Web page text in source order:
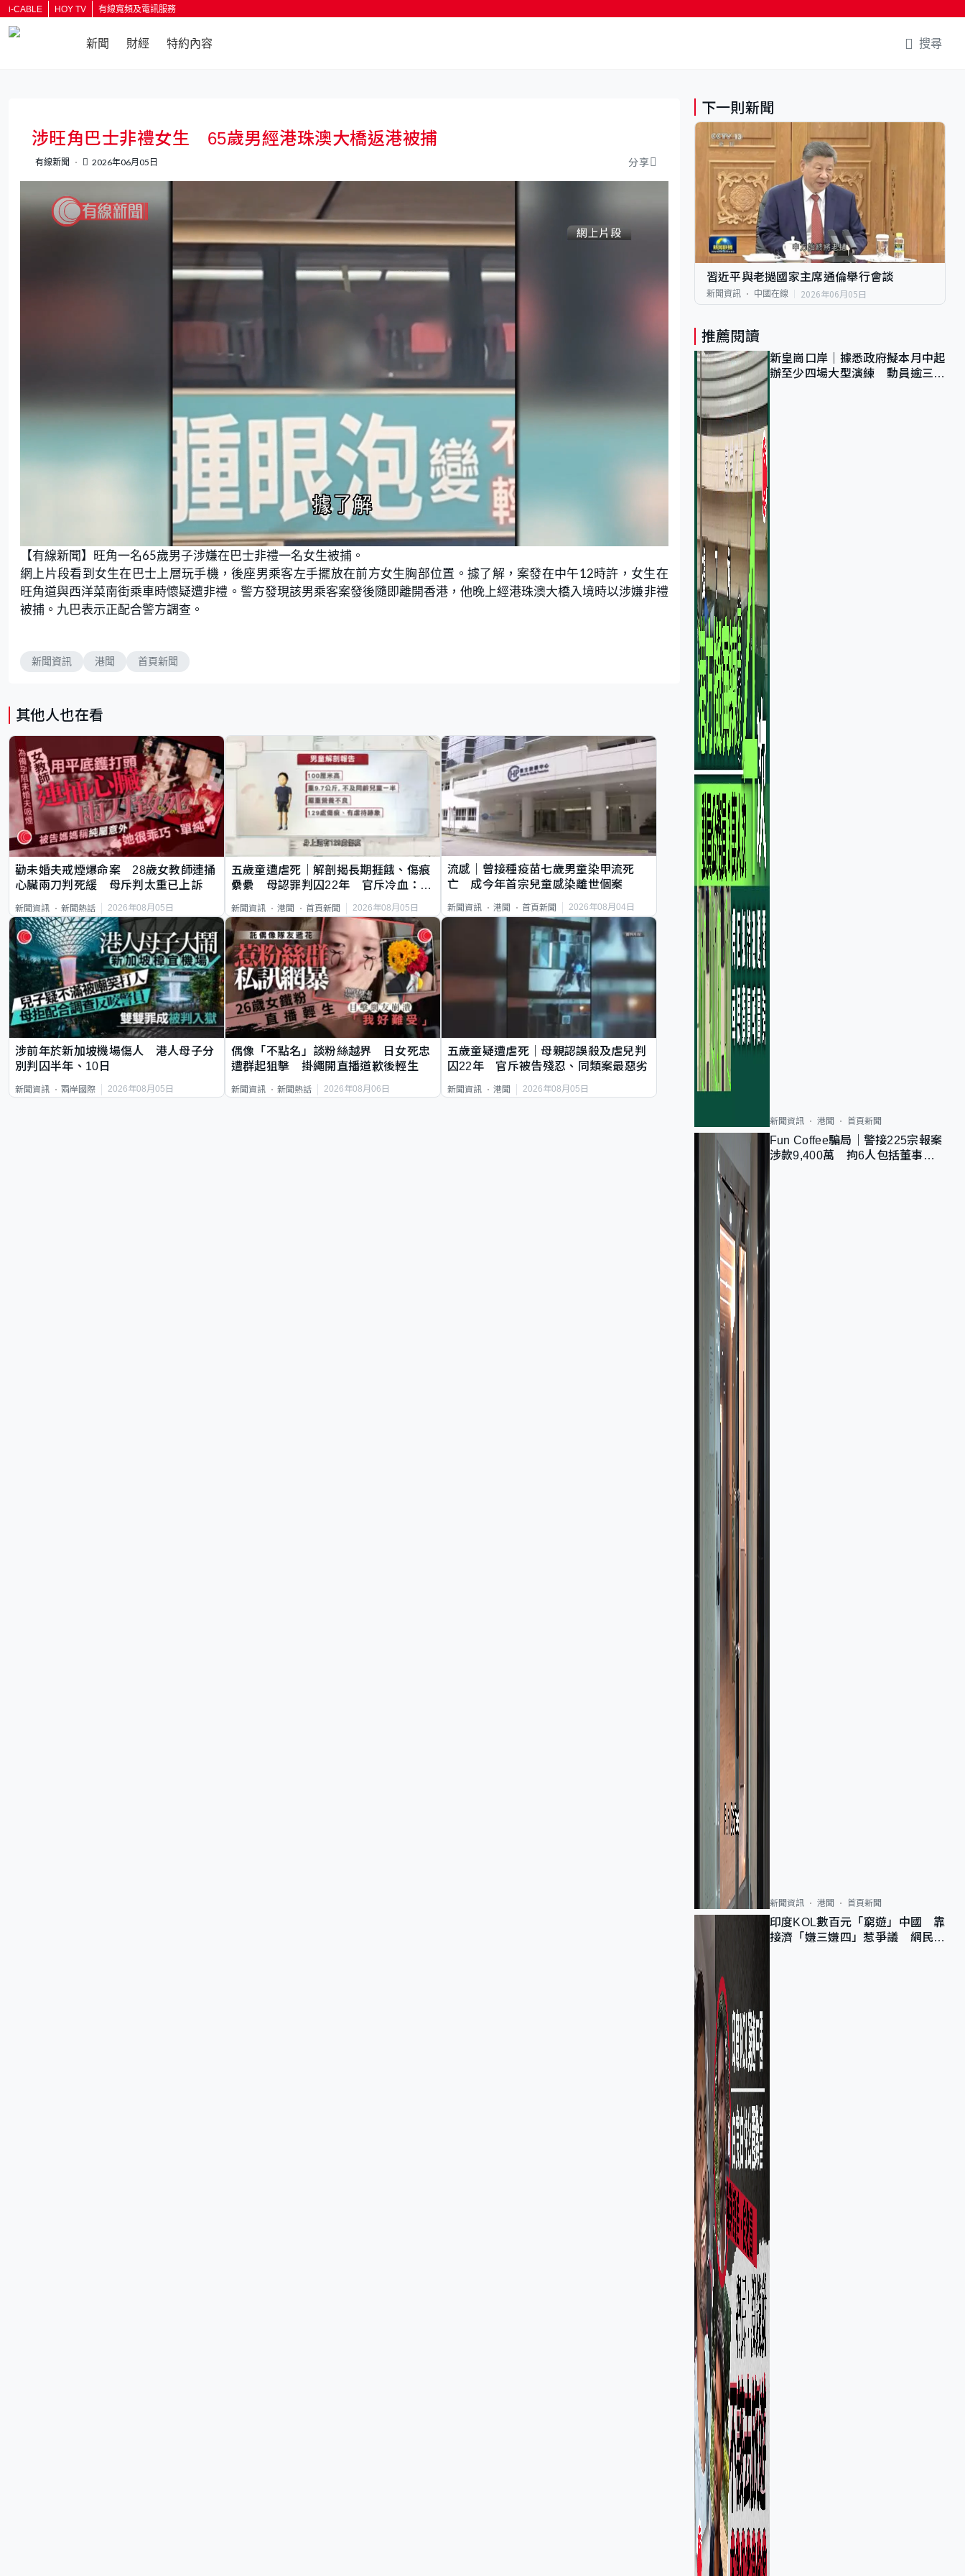
i-CABLE HOY TV 有線寬頻及電訊服務
新聞 財經 特約內容 搜尋
涉旺角巴士非禮女生 65歲男經港珠澳大橋返港被捕
有線新聞 2026年06月05日 分享
n
m
u
t
e
L
o
a
d
d
:
7
7
【有線新聞】旺角一名65歲男子涉嫌在巴士非禮一名女生被捕。
網上片段看到女生在巴士上層玩手機，後座男乘客左手擺放在前方女生胸部位置。據了解，案發在中午12時許，女生在
旺角道與西洋菜南街乘車時懷疑遭非禮。警方發現該男乘客案發後隨即離開香港，他晚上經港珠澳大橋入境時以涉嫌非禮
被捕。九巴表示正配合警方調查。
新聞資訊 港聞 首頁新聞
其他人也在看
勸未婚夫戒煙爆命案 28歲女教師連捅
心臟兩刀判死緩 母斥判太重已上訴
新聞資訊 新聞熱話 2026年08月05日
五歲童遭虐死｜解剖揭長期捱餓、傷痕
纍纍 母認罪判囚22年 官斥冷血：同
新聞資訊 港聞 首頁新聞 2026年08月05日
流感｜曾接種疫苗七歲男童染甲流死
亡 成今年首宗兒童感染離世個案
新聞資訊 港聞 首頁新聞 2026年08月04日
涉前年於新加坡機場傷人 港人母子分
別判囚半年、10日
新聞資訊 兩岸國際 2026年08月05日
偶像「不點名」談粉絲越界 日女死忠
遭群起狙擊 掛繩開直播道歉後輕生
新聞資訊 新聞熱話 2026年08月06日
五歲童疑遭虐死｜母親認誤殺及虐兒判
囚22年 官斥被告殘忍、同類案最惡劣
新聞資訊 港聞 2026年08月05日
下一則新聞
習近平與老撾國家主席通倫舉行會談
新聞資訊 中國在線 2026年06月05日
推薦閱讀
新皇崗口岸｜據悉政府擬本月中起
辦至少四場大型演練 動員逾三萬
新聞資訊 港聞 首頁新聞
Fun Coffee騙局｜警接225宗報案
涉款9,400萬 拘6人包括董事股
新聞資訊 港聞 首頁新聞
印度KOL數百元「窮遊」中國 靠
接濟「嫌三嫌四」惹爭議 網民：